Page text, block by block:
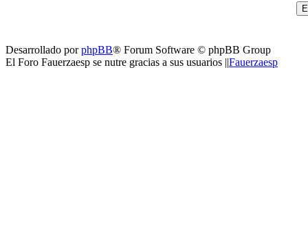
Desarrollado porphpBB® Forum Software © phpBB Group
El Foro Fauerzaesp se nutre gracias a sus usuarios ||Fauerzaesp